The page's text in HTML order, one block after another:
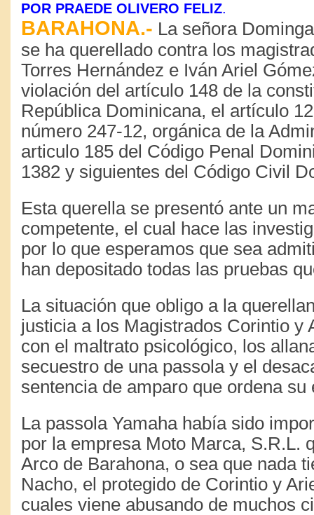
POR PRAEDE OLIVERO FELIZ.
BARAHONA.- La señora
se ha querellado contra los
Torres Hernández e Iván Ariel
violación del artículo 148 de la
República Dominicana, el artículo
número 247-12, orgánica de la
articulo 185 del Código Penal
1382 y siguientes del Código Civil
Esta querella se presentó ante un
competente, el cual hace las
por lo que esperamos que sea
han depositado todas las pruebas
La situación que obligo a la
justicia a los Magistrados Corintio y
con el maltrato psicológico, los
secuestro de una passola y el
sentencia de amparo que ordena su
La passola Yamaha había sido
por la empresa Moto Marca, S.R.L.
Arco de Barahona, o sea que nada
Nacho, el protegido de Corintio y
cuales viene abusando de muchos